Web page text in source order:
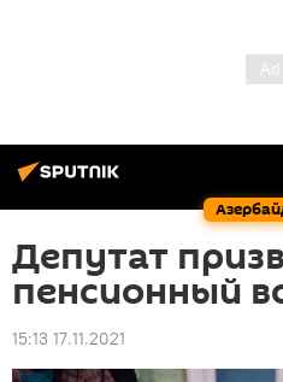
Депутат
пенсионный
15:13 17.11.2021